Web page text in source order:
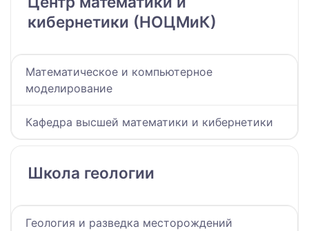
кибернетики (НОЦМиК)
Математическое и компьютерное
моделирование
Кафедра высшей математики и кибернетики
Школа геологии
Геология и разведка месторождений